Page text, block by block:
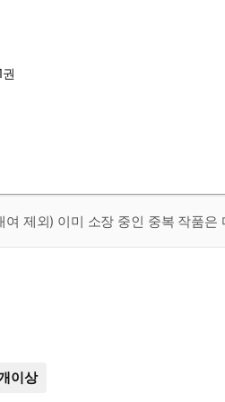
제외) 이미 소장 중인 중복 작품
이상